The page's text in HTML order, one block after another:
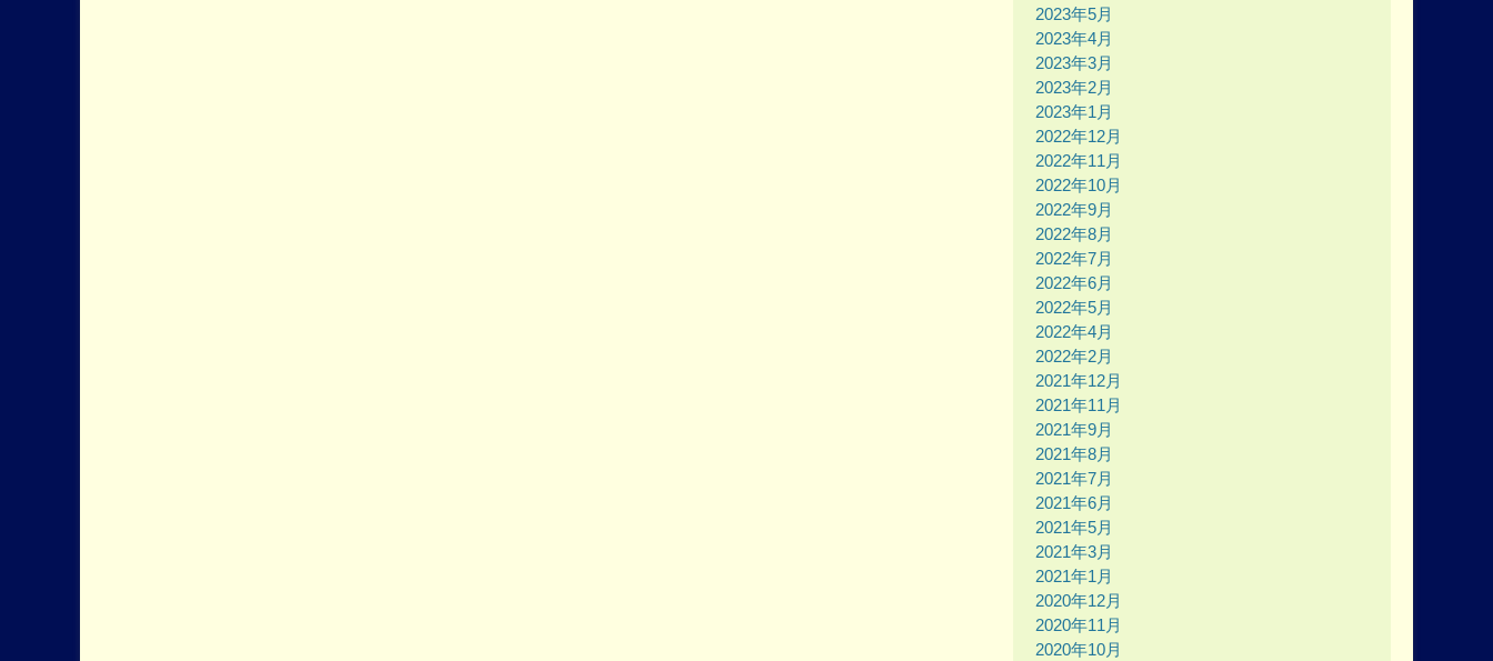
2023年5月
2023年4月
2023年3月
2023年2月
2023年1月
2022年12月
2022年11月
2022年10月
2022年9月
2022年8月
2022年7月
2022年6月
2022年5月
2022年4月
2022年2月
2021年12月
2021年11月
2021年9月
2021年8月
2021年7月
2021年6月
2021年5月
2021年3月
2021年1月
2020年12月
2020年11月
2020年10月